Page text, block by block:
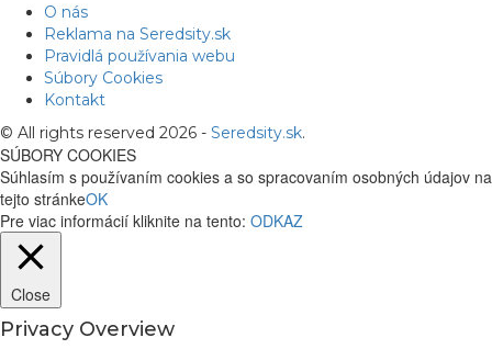
O nás
Reklama na Seredsity.sk
Pravidlá používania webu
Súbory Cookies
Kontakt
© All rights reserved 2026 - Seredsity.sk.
SÚBORY COOKIES
Súhlasím s používaním cookies a so spracovaním osobných údajov na
tejto stránkeOK
Pre viac informácií kliknite na tento: ODKAZ
Close
Privacy Overview